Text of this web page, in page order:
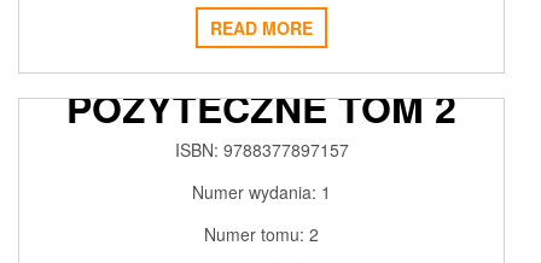
READ MORE
SUBSTANCJE GROŹNE
NIEBEZPIECZNE I
POŻYTECZNE TOM 2
ZWIĄZKI ORGANICZNE
2024-02-22 ADMIN3992
ISBN: 9788377897157
Numer wydania: 1
Numer tomu: 2